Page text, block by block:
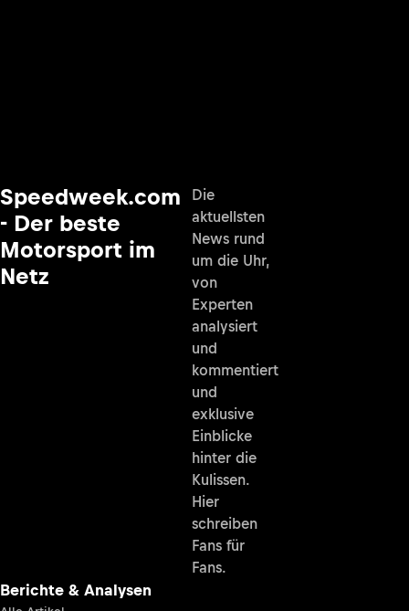
Speedweek.com
- Der beste
Motorsport im
Netz
Die
aktuellsten
News rund
um die Uhr,
von
Experten
analysiert
und
kommentiert
und
exklusive
Einblicke
hinter die
Kulissen.
Hier
schreiben
Fans für
Fans.
Berichte & Analysen